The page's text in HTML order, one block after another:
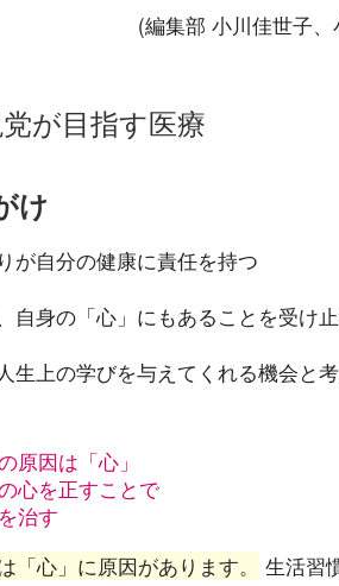
(編集部 小川佳世子
が目指す医療
け
が自分の健康に責任を持つ
自身の「心」にもあることを受け
生上の学びを与えてくれる機会と
原因は「心」
心を正すことで
治す
「心」に原因があります。
生活習